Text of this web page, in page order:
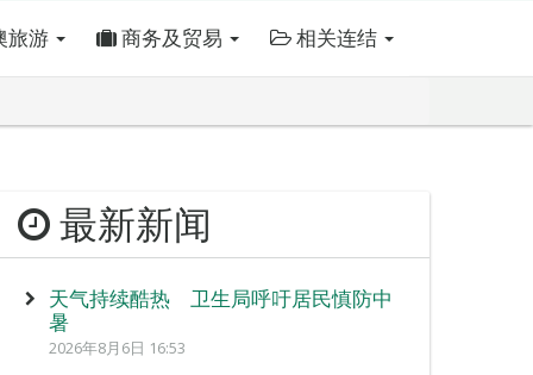
旅游 商务及贸易 相关连结
最新新闻
天气持续酷热 卫生局呼吁居民慎防中
暑
2026年8月6日 16:53